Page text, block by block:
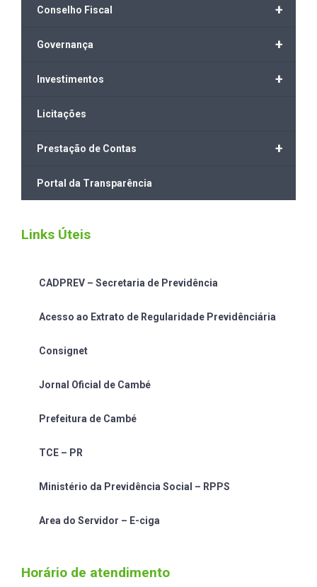
+
Conselho Fiscal
+
Governança
+
Investimentos
Licitações
+
Prestação de Contas
Portal da Transparência
Links Úteis
CADPREV – Secretaria de Previdência
Acesso ao Extrato de Regularidade Previdênciária
Consignet
Jornal Oficial de Cambé
Prefeitura de Cambé
TCE – PR
Ministério da Previdência Social – RPPS
Area do Servidor – E-ciga
Horário de atendimento